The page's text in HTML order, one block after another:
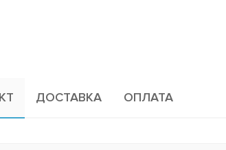
ДОСТАВКА ОПЛАТА